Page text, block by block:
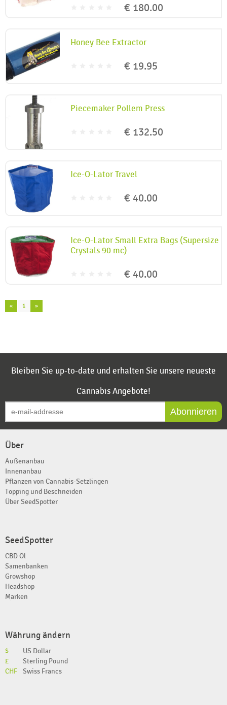
€ 180.00
Honey Bee Extractor
€ 19.95
Piecemaker Pollem Press
€ 132.50
Ice-O-Lator Travel
€ 40.00
Ice-O-Lator Small Extra Bags (Supersize
Crystals 90 mc)
€ 40.00
« 1 »
Bleiben Sie up-to-date und erhalten Sie unsere neueste
Cannabis Angebote!
Abonnieren
Über
Außenanbau
Innenanbau
Pflanzen von Cannabis-Setzlingen
Topping und Beschneiden
Über SeedSpotter
SeedSpotter
CBD Öl
Samenbanken
Growshop
Headshop
Marken
Währung ändern
$
US Dollar
£
Sterling Pound
CHF
Swiss Francs